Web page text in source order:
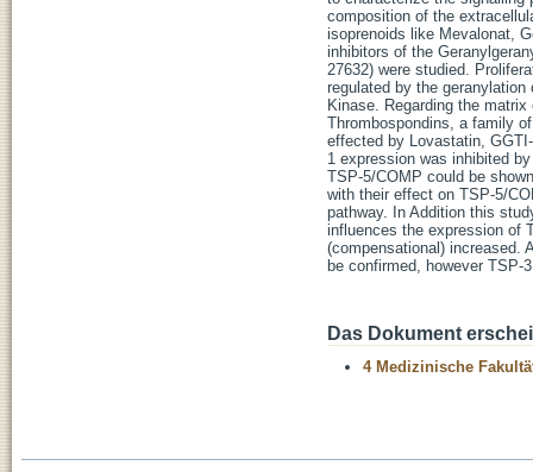
composition of the
isoprenoids like Mevalonat,
inhibitors of the
27632) were studied.
regulated by the
Kinase. Regarding the
Thrombospondins, a family
effected by Lovastatin,
1 expression was inhibited
TSP-5/COMP could be
with their effect on TSP-5/
pathway. In Addition this
influences the expression of
(compensational) increased.
be confirmed, however
Das Dokument
4 Medizinische